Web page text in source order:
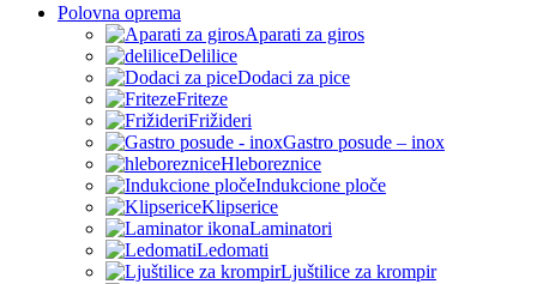
Polovna oprema
Aparati za giros
Delilice
Dodaci za pice
Friteze
Frižideri
Gastro posude – inox
Hleboreznice
Indukcione ploče
Klipserice
Laminatori
Ledomati
Ljuštilice za krompir